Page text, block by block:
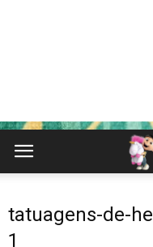
tatuagens-de-
1